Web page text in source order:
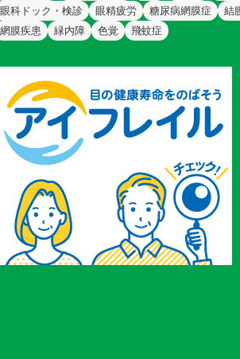
眼科ドック・検診
眼精疲労 糖尿病網膜症
結
網膜疾患
緑内障 色覚 飛蚊症